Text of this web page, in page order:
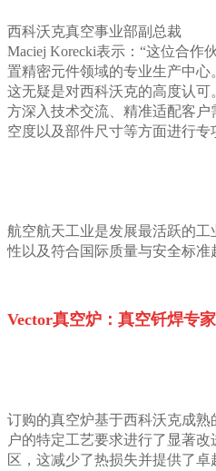
西科沃克真空事业部副总裁
Maciej Korecki表示：“这位合作
置精密元件领域的专业生产中心
这无疑是对西科沃克的高度认
方深入技术交流、精准适配客
空度以及部件尺寸等方面进行专
航空航天工业是发展最活跃的
性以及符合国际质量与安全标准
Vector真空炉：真空钎焊专家
订购的真空炉基于西科沃克成
户的特定工艺要求进行了显著
区，这减少了热损失并提供了